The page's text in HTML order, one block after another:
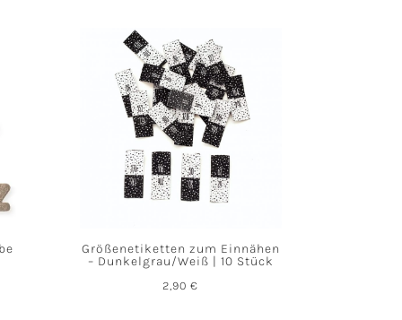
Größenetiketten zum Einnähen
– Dunkelgrau/Weiß | 10 Stück
2,90€